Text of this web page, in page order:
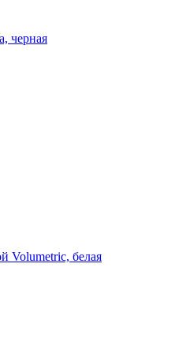
черная
Volumetric, белая